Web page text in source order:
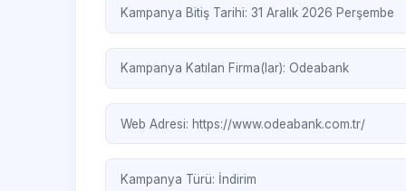
Kampanya Bitiş Tarihi: 31 Aralık 2026 Perşembe
Kampanya Katılan Firma(lar): Odeabank
Web Adresi: https://www.odeabank.com.tr/
Kampanya Türü: İndirim